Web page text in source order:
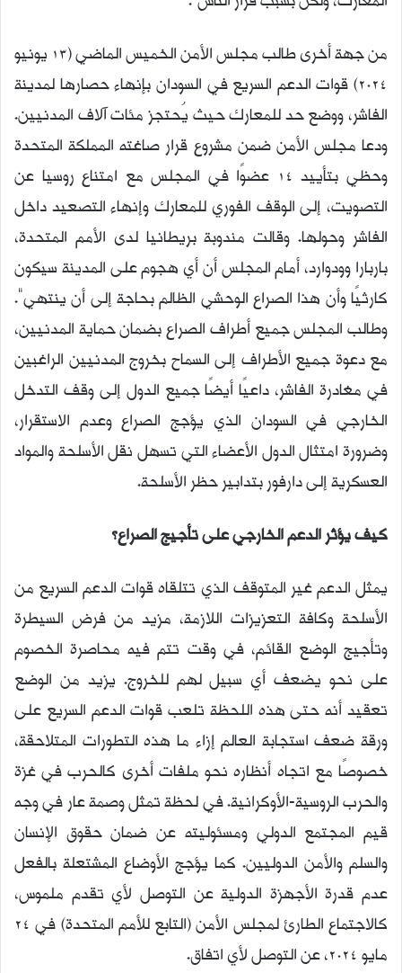
من جهة أخرى طالب مجلس الأمن الخميس الماضي (13 يونيو
2024) قوات الدعم السريع في السودان بإنهاء حصارها لمدينة
الفاشر، ووضع حد للمعارك حيث يُحتجز مئات آلاف المدنيين.
ودعا مجلس الأمن ضمن مشروع قرار صاغته المملكة المتحدة
وحظي بتأييد 14 عضوًا في المجلس مع امتناع روسيا عن
التصويت، إلى الوقف الفوري للمعارك وإنهاء التصعيد داخل
الفاشر وحولها. وقالت مندوبة بريطانيا لدى الأمم المتحدة،
باربارا وودوارد، أمام المجلس أن أي هجوم على المدينة سيكون
كارثيًا وأن هذا الصراع الوحشي الظالم بحاجة إلى أن ينتهي”.
وطالب المجلس جميع أطراف الصراع بضمان حماية المدنيين،
مع دعوة جميع الأطراف إلى السماح بخروج المدنيين الراغبين
في مغادرة الفاشر، داعيًا أيضًا جميع الدول إلى وقف التدخل
الخارجي في السودان الذي يؤجج الصراع وعدم الاستقرار،
وضرورة امتثال الدول الأعضاء التي تسهل نقل الأسلحة والمواد
العسكرية إلى دارفور بتدابير حظر الأسلحة.
كيف يؤثر الدعم الخارجي على تأجيج الصراع؟
يمثل الدعم غير المتوقف الذي تتلقاه قوات الدعم السريع من
الأسلحة وكافة التعزيزات اللازمة، مزيد من فرض السيطرة
وتأجيج الوضع القائم، في وقت تتم فيه محاصرة الخصوم
على نحو يضعف أي سبيل لهم للخروج. يزيد من الوضع
تعقيد أنه حتى هذه اللحظة تلعب قوات الدعم السريع على
ورقة ضعف استجابة العالم إزاء ما هذه التطورات المتلاحقة،
خصوصًا مع اتجاه أنظاره نحو ملفات أخرى كالحرب في غزة
والحرب الروسية-الأوكرانية. في لحظة تمثل وصمة عار في وجه
قيم المجتمع الدولي ومسئوليته عن ضمان حقوق الإنسان
والسلم والأمن الدوليين. كما يؤجج الأوضاع المشتعلة بالفعل
عدم قدرة الأجهزة الدولية عن التوصل لأي تقدم ملموس،
كالاجتماع الطارئ لمجلس الأمن (التابع للأمم المتحدة) في 24
مايو 2024، عن التوصل لأي اتفاق.